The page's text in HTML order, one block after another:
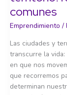
comunes
Emprendimiento /
Las ciudades y
transcurre la
en que nos
que recorremos
determinan